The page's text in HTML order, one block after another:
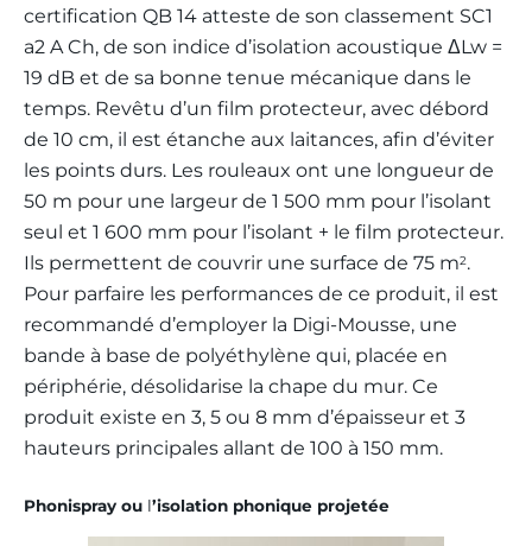
certification QB 14 atteste de son classement SC1
a2 A Ch, de son indice d’isolation acoustique ΔLw =
19 dB et de sa bonne tenue mécanique dans le
temps. Revêtu d’un film protecteur, avec débord
de 10 cm, il est étanche aux laitances, afin d’éviter
les points durs. Les rouleaux ont une longueur de
50 m pour une largeur de 1 500 mm pour l’isolant
seul et 1 600 mm pour l’isolant + le film protecteur.
Ils permettent de couvrir une surface de 75 m2.
Pour parfaire les performances de ce produit, il est
recommandé d’employer la Digi-Mousse, une
bande à base de polyéthylène qui, placée en
périphérie, désolidarise la chape du mur. Ce
produit existe en 3, 5 ou 8 mm d’épaisseur et 3
hauteurs principales allant de 100 à 150 mm.
Phonispray ou l’isolation phonique projetée